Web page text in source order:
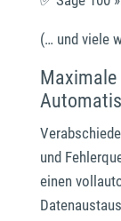
(… und viele
Maximale
und
einen